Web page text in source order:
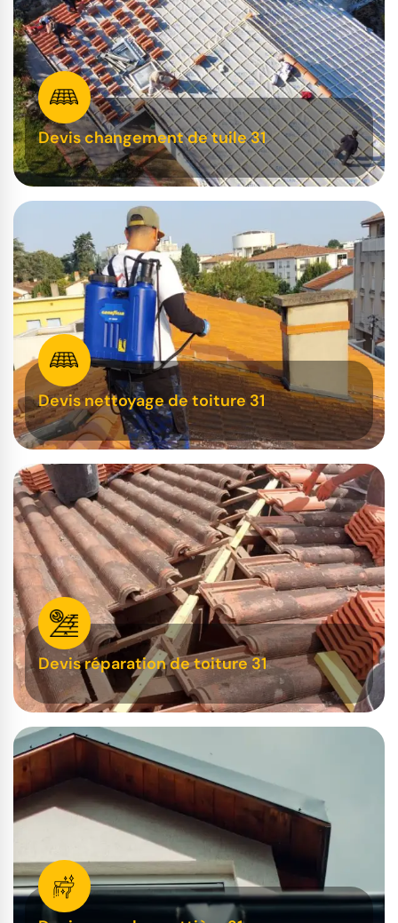
Devis changement de tuile 31
Devis nettoyage de toiture 31
Devis réparation de toiture 31